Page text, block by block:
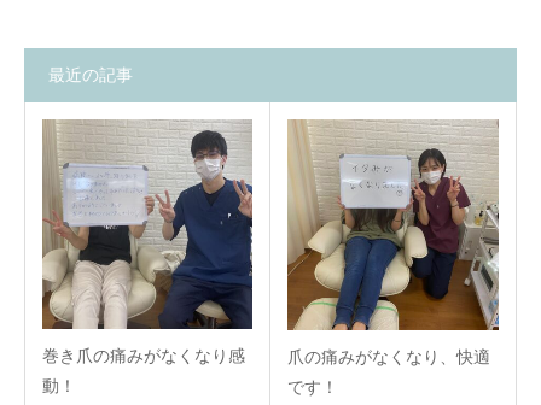
最近の記事
巻き爪の痛みがなくなり感
動！
爪の痛みがなくなり、快適
です！